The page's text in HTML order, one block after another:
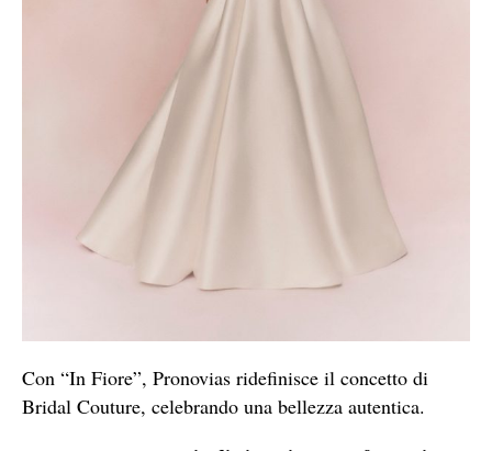
Con “In Fiore”, Pronovias ridefinisce il concetto di
Bridal Couture, celebrando una bellezza autentica.